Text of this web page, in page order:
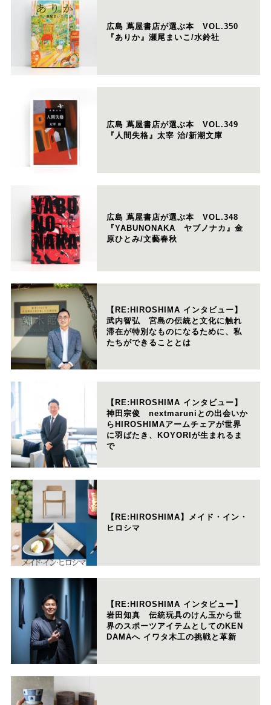
広島 蔦屋書店が選ぶ本 VOL.350
『ありか』瀬尾まいこ/水鈴社
広島 蔦屋書店が選ぶ本 VOL.349
『人間失格』太宰 治/新潮文庫
広島 蔦屋書店が選ぶ本 VOL.348
『YABUNONAKA ヤブノナカ』金
原ひとみ/文藝春秋
【RE:HIROSHIMA インタビュー】
武内智弘 宮島の伝統と文化に触れ
滞在が特別なものになるために、私
たちができることとは
【RE:HIROSHIMA インタビュー】
神田宗俊 nextmaruniとの出会いか
らHIROSHIMAアームチェアが世界
に羽ばたき、KOYORIが生まれるま
で
【RE:HIROSHIMA】メイド・イン・
ヒロシマ
【RE:HIROSHIMA インタビュー】
岩田知真 伝統玩具のけん玉から世
界のスポーツアイテムとしてのKEN
DAMAへ イワタ木工の挑戦と革新